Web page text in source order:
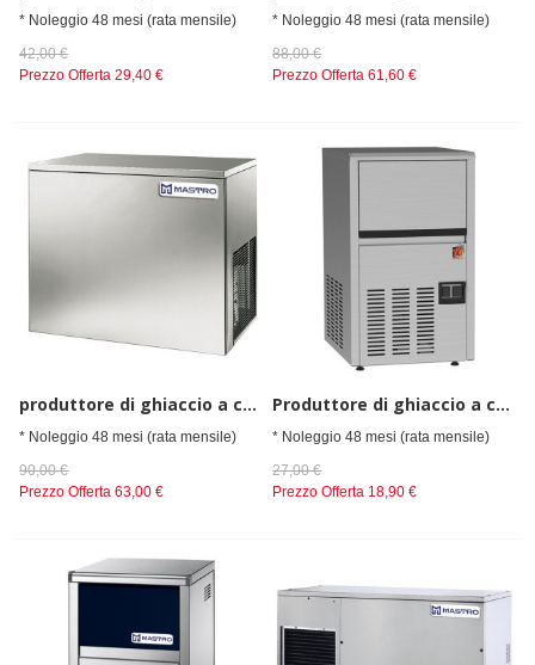
* Noleggio 48 mesi (rata mensile)
42,00 €
Prezzo Offerta 29,40 €
* Noleggio 48 mesi (rata mensile)
88,00 €
Prezzo Offerta 61,60 €
produttore di ghiaccio a cubetti, raffreddamento ad aria, 155 kg/24 h
* Noleggio 48 mesi (rata mensile)
90,00 €
Prezzo Offerta 63,00 €
Produttore di ghiaccio a cubetti, raffreddamento ad aria, 22 kg/24 h
* Noleggio 48 mesi (rata mensile)
27,00 €
Prezzo Offerta 18,90 €